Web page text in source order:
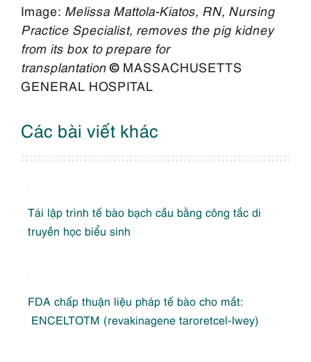
Image: Melissa Mattola-Kiatos, RN, Nursing
Practice Specialist, removes the pig kidney
from its box to prepare for
transplantation © MASSACHUSETTS
GENERAL HOSPITAL
Các bài viết khác
Tái lập trình tế bào bạch cầu bằng công tắc di
truyền học biểu sinh
FDA chấp thuận liệu pháp tế bào cho mắt:
ENCELTOTM (revakinagene taroretcel-lwey)